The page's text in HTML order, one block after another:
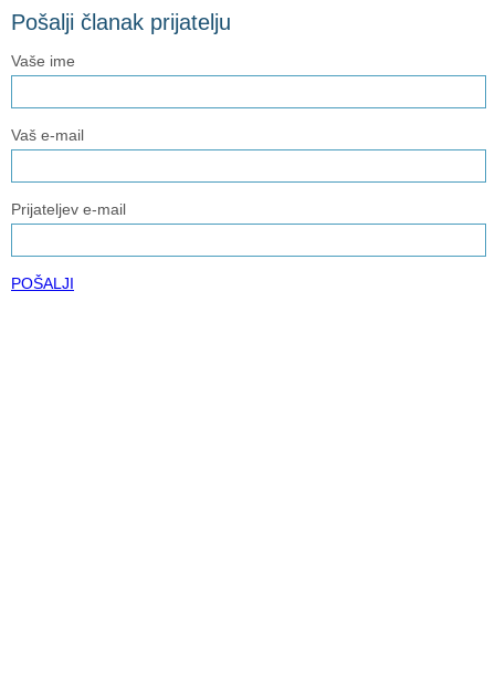
Pošalji članak prijatelju
Vaše ime
Vaš e-mail
Prijateljev e-mail
POŠALJI